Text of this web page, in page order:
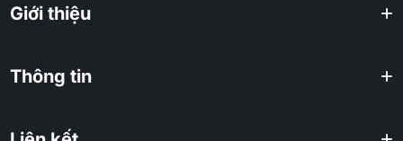
Giới thiệu
Thông tin